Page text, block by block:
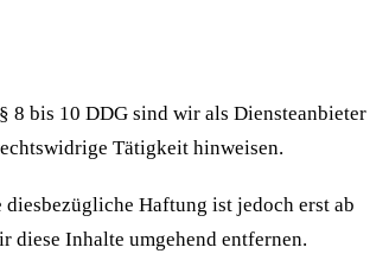
8 bis 10 DDG sind wir als Diensteanbieter
Tätigkeit hinweisen.
Haftung ist jedoch erst ab
diese Inhalte umgehend entfernen.